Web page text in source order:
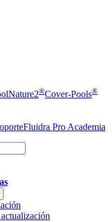
Nature2®Cover-Pools®
Fluidra Pro Academia